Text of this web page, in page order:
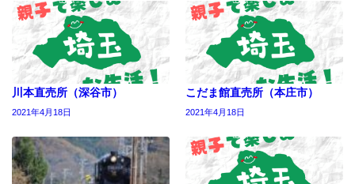
川本直売所（深谷市）
2021年4月18日
こだま館直売所（本庄市）
2021年4月18日